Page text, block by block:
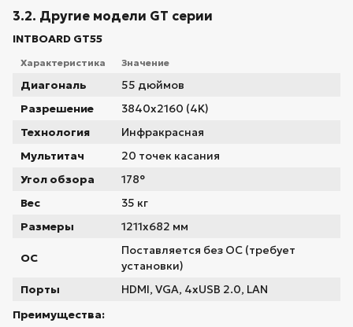
3.2. Другие модели GT серии
INTBOARD GT55
Характеристика Значение
Диагональ
55 дюймов
Разрешение
3840x2160 (4K)
Технология
Инфракрасная
Мультитач
20 точек касания
Угол обзора
178°
Вес
35 кг
Размеры
1211x682 мм
ОС
Поставляется без ОС (требует
установки)
Порты
HDMI, VGA, 4xUSB 2.0, LAN
Преимущества: